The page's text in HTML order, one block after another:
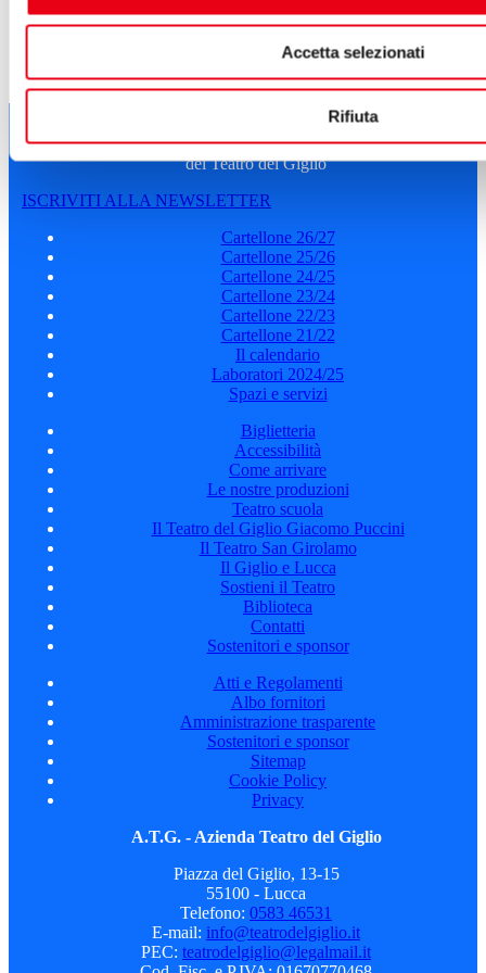
Accetta selezionati
Rifiuta
e anche della vita sociale dell’uomo.
TELEGRAM
del Teatro del Giglio
ISCRIVITI ALLA NEWSLETTER
Cartellone 26/27
Cartellone 25/26
Cartellone 24/25
Cartellone 23/24
Cartellone 22/23
Cartellone 21/22
Il calendario
Laboratori 2024/25
Spazi e servizi
Biglietteria
Accessibilità
Come arrivare
Le nostre produzioni
Teatro scuola
Il Teatro del Giglio Giacomo Puccini
Il Teatro San Girolamo
Il Giglio e Lucca
Sostieni il Teatro
Biblioteca
Contatti
Sostenitori e sponsor
Atti e Regolamenti
Albo fornitori
Amministrazione trasparente
Sostenitori e sponsor
Sitemap
Cookie Policy
Privacy
A.T.G. - Azienda Teatro del Giglio
Piazza del Giglio, 13-15
55100 - Lucca
Telefono: 0583 46531
E-mail: info@teatrodelgiglio.it
PEC: teatrodelgiglio@legalmail.it